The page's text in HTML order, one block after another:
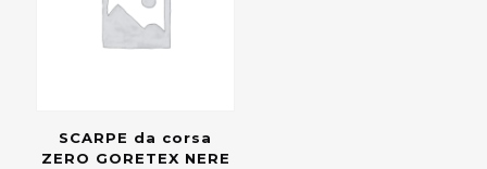
SCARPE da corsa
ZERO GORETEX NERE